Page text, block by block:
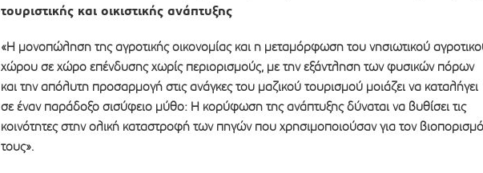
τουριστικής και οικιστικής ανάπτυξης
«Η μονοπώληση της αγροτικής οικονομίας και η μεταμόρφωση του νησιωτικού
χώρου σε χώρο επένδυσης χωρίς περιορισμούς, με την εξάντληση των φυσικών πόρων
και την απόλυτη προσαρμογή στις ανάγκες του μαζικού τουρισμού μοιάζει να καταλήγει
σε έναν παράδοξο σισύφειο μύθο: Η κορύφωση της ανάπτυξης δύναται να βυθίσει τις
κοινότητες στην ολική καταστροφή των πηγών που χρησιμοποιούσαν για τον βιοπορισμό
τους».